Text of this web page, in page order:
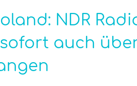
NDR
auch